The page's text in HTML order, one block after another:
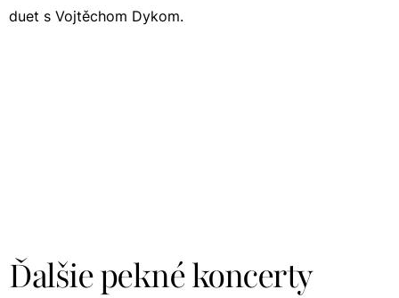
duet s Vojtěchom Dykom.
Ďalšie pekné koncerty